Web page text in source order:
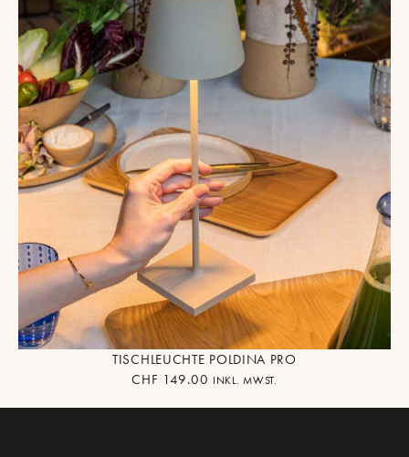
TISCHLEUCHTE POLDINA PRO
CHF 149.00 INKL. MWST.